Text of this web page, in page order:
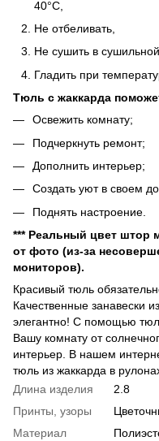
40°C,
Не отбеливать,
Не сушить в
Гладить при
Тюль с жаккарда
Освежить комнату;
Подчеркнуть ремонт;
Дополнить интерьер;
Создать уют в своем
Поднять настроение.
*** Реальный цвет штор
от фото (из-за
мониторов).
Красивый тюль
Качественные занавески
элегантно! С помощью
Вашу комнату от
интерьер. В нашем
тюль из жаккарда в
Длина изделия
2.8
Принты, узоры
Материал